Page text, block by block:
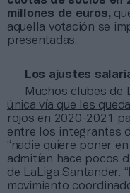
millones de euros,
aquella votación se
presentadas.
Los ajustes
Muchos clubes de
única vía que les
rojos en 2020-2021
entre los integrantes
“nadie quiere poner
admitían hace pocos
de LaLiga Santander.
movimiento